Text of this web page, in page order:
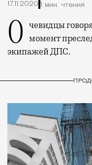
17.11.2020 1 мин. чтения
Очевидцы говорят, что нарушителя в какой-то момент
экипажей ДПС.